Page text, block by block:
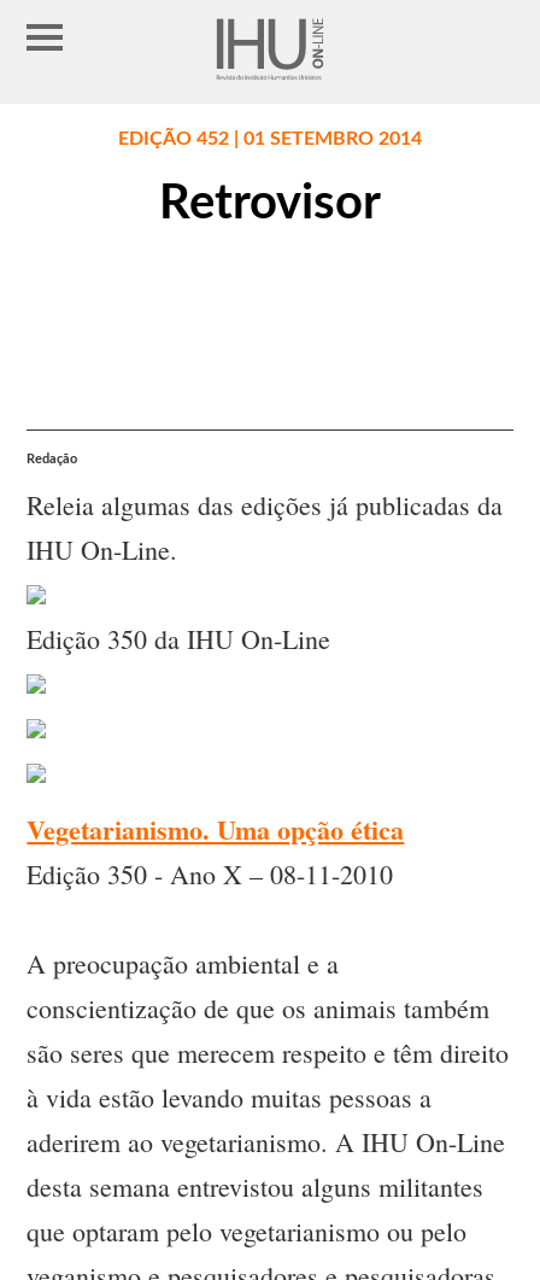
EDIÇÃO 452 | 01 SETEMBRO 2014
Retrovisor
Redação
Releia algumas das edições já publicadas da
IHU On-Line.
Edição 350 da IHU On-Line
Vegetarianismo. Uma opção ética
Edição 350 - Ano X – 08-11-2010
A preocupação ambiental e a
conscientização de que os animais também
são seres que merecem respeito e têm direito
à vida estão levando muitas pessoas a
aderirem ao vegetarianismo. A IHU On-Line
desta semana entrevistou alguns militantes
que optaram pelo vegetarianismo ou pelo